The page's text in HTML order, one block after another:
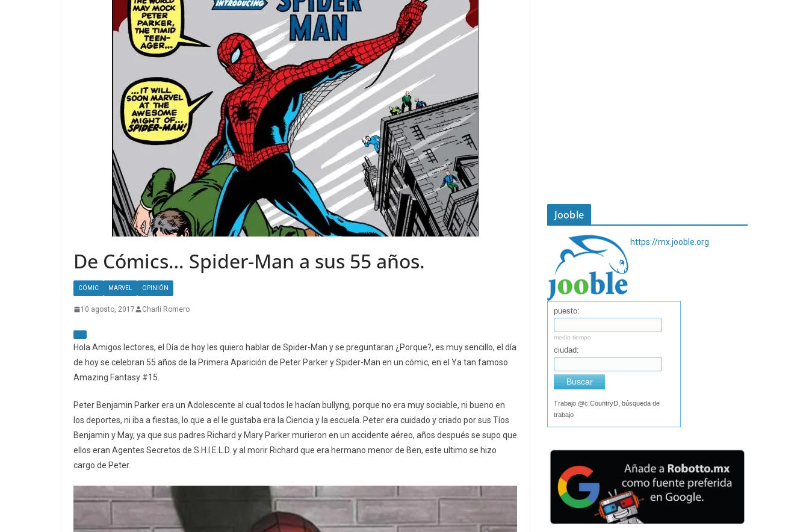
De Cómics… Spider-Man a sus 55 años.
CÓMIC MARVEL OPINIÓN
10 agosto, 2017 Charli Romero
Hola Amigos lectores, el Día de hoy les quiero hablar de Spider-Man y se preguntaran ¿Porque?, es muy sencillo, el día
de hoy se celebran 55 años de la Primera Aparición de Peter Parker y Spider-Man en un cómic, en el Ya tan famoso
Amazing Fantasy #15.
Peter Benjamin Parker era un Adolescente al cual todos le hacían bullyng, porque no era muy sociable, ni bueno en
los deportes, ni iba a fiestas, lo que a el le gustaba era la Ciencia y la escuela. Peter era cuidado y criado por sus Tíos
Benjamin y May, ya que sus padres Richard y Mary Parker murieron en un accidente aéreo, años después se supo que
ellos eran Agentes Secretos de S.H.I.E.L.D. y al morir Richard que era hermano menor de Ben, este ultimo se hizo
cargo de Peter.
Jooble
https://mx.jooble.org
puesto:
medio tiempo
ciudad:
Buscar
Trabajo @c:CountryD, búsqueda de
trabajo